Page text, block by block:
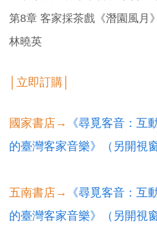
第8章 客家採茶戲《潛園風月
林曉英
│立即訂購│
國家書店→
《尋覓客音：互
的臺灣客家音樂》（另開視窗
五南書店→
《尋覓客音：互
的臺灣客家音樂》（另開視窗